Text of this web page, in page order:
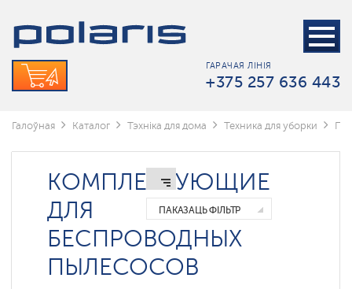
ГАРАЧАЯ ЛІНІЯ
+375 257 636 443
Галоўная Каталог Тэхніка для дома Техника для уборки
КОМПЛЕКТУЮЩИЕ
ДЛЯ
БЕСПРОВОДНЫХ
ПЫЛЕСОСОВ
ПАКАЗАЦЬ ФІЛЬТР
Пыласосы
Беспроводные
электрошвабры
мойщики
Партатыўныя
Робаты
пыласосы
Цыклонныя
пыласосы